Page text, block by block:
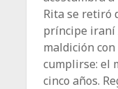
Rita se retiró
príncipe iraní
maldición
cumplirse: el
cinco años.